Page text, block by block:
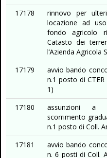
17178
rinnovo per
locazione ad
fondo agricolo
Catasto dei
l’Azienda Agricola
17179
avvio bando
n.1 posto di
1)
17180
assunzioni a
scorrimento
n.1 posto di Coll.
17181
avvio bando
n. 6 posti di Coll.